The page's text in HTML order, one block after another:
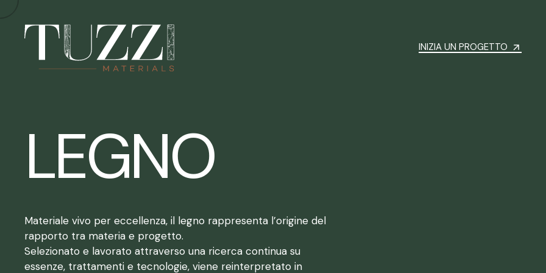
INIZIA UN PROGETTO
LEGNO
Materiale vivo per eccellenza, il legno rappresenta l’origine del
rapporto tra materia e progetto.
Selezionato e lavorato attraverso una ricerca continua su
essenze, trattamenti e tecnologie, viene reinterpretato in